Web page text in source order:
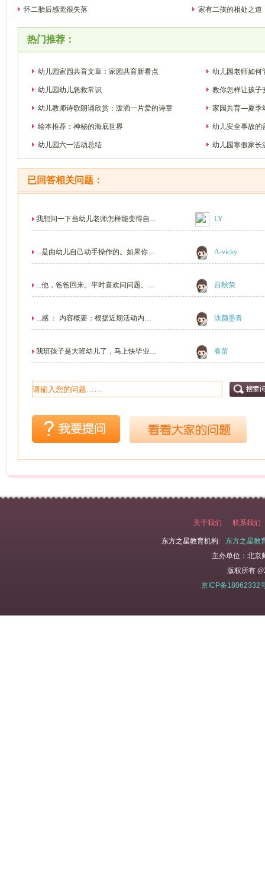
怀二胎后感觉很失落 家有二孩的相处之道
热门推荐：
幼儿园家园共育文章：家园共育新看点 幼儿园老师如何
幼儿园幼儿急救常识 教你怎样让孩子
幼儿教师诗歌朗诵欣赏：泼洒一片爱的诗章 家园共育—夏季
绘本推荐：神秘的海底世界 幼儿安全事故
幼儿园六一活动总结 幼儿园寒假家长
已回答相关问题：
我想问一下当幼儿老师怎样能变得自信 LY
...是由幼儿自己动手操作的。如果你不 A-vicky
...他，爸爸回来。平时喜欢问问题。喜 吕秋荣
...感 ： 内容概要：根据近期活动内容 淡颜墨青
我班孩子是大班幼儿了，马上快毕业， 春苗
关于我们 联系我们
东方之星教育机构:
东方之星教
主办单位：北京
版权所有
京ICP备18062332